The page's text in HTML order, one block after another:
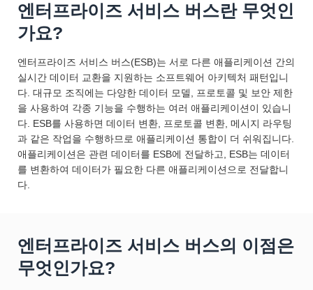
엔터프라이즈 서비스 버스란 무엇인
가요?
엔터프라이즈 서비스 버스(ESB)는 서로 다른 애플리케이션 간의
실시간 데이터 교환을 지원하는 소프트웨어 아키텍처 패턴입니
다. 대규모 조직에는 다양한 데이터 모델, 프로토콜 및 보안 제한
을 사용하여 각종 기능을 수행하는 여러 애플리케이션이 있습니
다. ESB를 사용하면 데이터 변환, 프로토콜 변환, 메시지 라우팅
과 같은 작업을 수행하므로 애플리케이션 통합이 더 쉬워집니다.
애플리케이션은 관련 데이터를 ESB에 전달하고, ESB는 데이터
를 변환하여 데이터가 필요한 다른 애플리케이션으로 전달합니
다.
엔터프라이즈 서비스 버스의 이점은
무엇인가요?